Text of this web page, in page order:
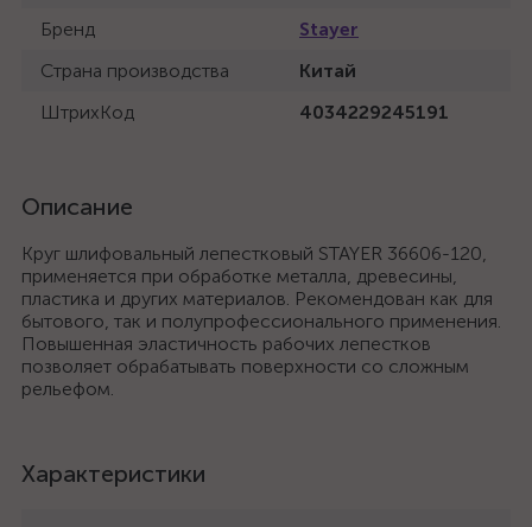
Бренд
Stayer
Страна производства
Китай
ШтрихКод
4034229245191
Описание
Круг шлифовальный лепестковый STAYER 36606-120,
применяется при обработке металла, древесины,
пластика и других материалов. Рекомендован как для
бытового, так и полупрофессионального применения.
Повышенная эластичность рабочих лепестков
позволяет обрабатывать поверхности со сложным
рельефом.
Характеристики